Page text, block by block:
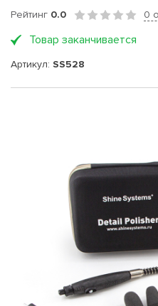
Рейтинг 0.0 0
Товар заканчивается
Артикул: SS528